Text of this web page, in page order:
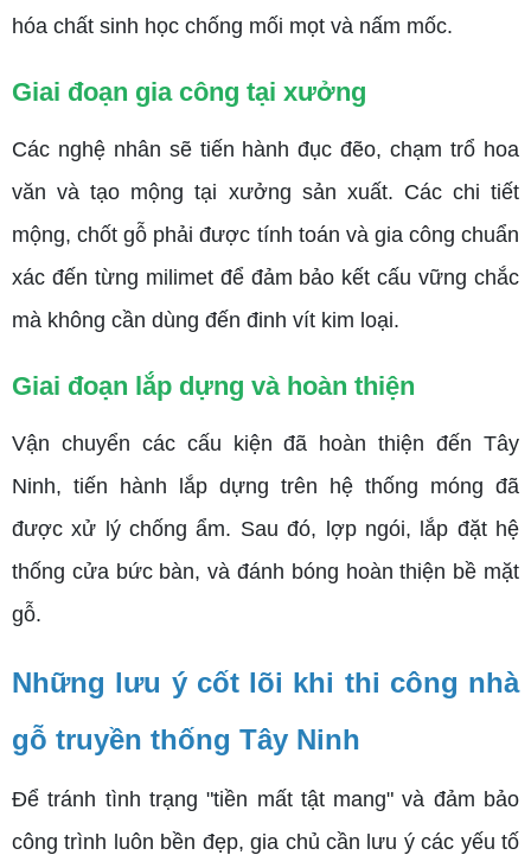
hóa chất sinh học chống mối mọt và nấm mốc.
Giai đoạn gia công tại xưởng
Các nghệ nhân sẽ tiến hành đục đẽo, chạm trổ hoa
văn và tạo mộng tại xưởng sản xuất. Các chi tiết
mộng, chốt gỗ phải được tính toán và gia công chuẩn
xác đến từng milimet để đảm bảo kết cấu vững chắc
mà không cần dùng đến đinh vít kim loại.
Giai đoạn lắp dựng và hoàn thiện
Vận chuyển các cấu kiện đã hoàn thiện đến Tây
Ninh, tiến hành lắp dựng trên hệ thống móng đã
được xử lý chống ẩm. Sau đó, lợp ngói, lắp đặt hệ
thống cửa bức bàn, và đánh bóng hoàn thiện bề mặt
gỗ.
Những lưu ý cốt lõi khi thi công nhà
gỗ truyền thống Tây Ninh
Để tránh tình trạng "tiền mất tật mang" và đảm bảo
công trình luôn bền đẹp, gia chủ cần lưu ý các yếu tố